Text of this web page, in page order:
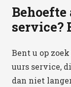
Behoefte
service?
Bent u op
uurs service,
dan niet